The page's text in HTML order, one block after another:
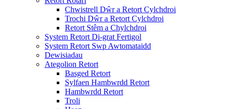
Chwistrell Dŵr a Retort Cylchdroi
Trochi Dŵr a Retort Cylchdroi
Retort Stêm a Chylchdroi
System Retort Di-grat Fertigol
System Retort Swp Awtomataidd
Dewisiadau
Ategolion Retort
Basged Retort
Sylfaen Hambwrdd Retort
Hambwrdd Retort
Troli